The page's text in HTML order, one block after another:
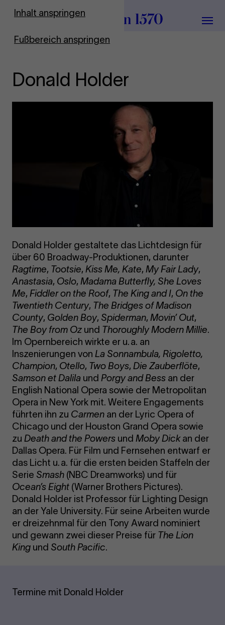
Inhalt anspringen
Fußbereich anspringen
Zur Startseite
Menü
Donald Holder
Donald Holder gestaltete das Lichtdesign für
über 60 Broadway-Produktionen, darunter
Ragtime, Tootsie,Kiss Me, Kate,My Fair Lady,
Anastasia, Oslo,MadamaButterfly, She Loves
Me,Fiddler on the Roof, The King and I, On the
Twentieth Century, The Bridges of Madison
County, Golden Boy, Spiderman,Movin’ Out,
The Boy from Oz und Thoroughly Modern Millie.
Im Opernbereich wirkte er u. a. an
Inszenierungen vonLa Sonnambula, Rigoletto,
Champion, Otello, Two Boys,Die Zauberflöte,
Samson et Dalila undPorgy and Bess an der
English National Opera sowie der Metropolitan
Opera in New York mit. Weitere Engagements
führten ihn zu Carmen an der Lyric Opera of
Chicago und der Houston Grand Opera sowie
zuDeath and the Powers undMoby Dickan der
Dallas Opera. Für Film und Fernsehen entwarf er
das Licht u. a. für die ersten beiden Staffeln der
Serie Smash (NBC Dreamworks) und für
Ocean’s Eight (Warner Brothers Pictures).
Donald Holder ist Professor für Lighting Design
an der Yale University. Für seine Arbeiten wurde
er dreizehnmal für den Tony Award nominiert
und gewann zwei dieser Preise für The Lion
King und South Pacific.
Termine mit Donald Holder